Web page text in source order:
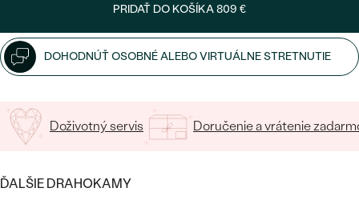
Najpredávanejšie
svadobné
obrúčky
DRAHOKAM
ZLATO
S DRAHOKAMAMI
S LAB GROWN DIAMANTMI
S PERLAMI
PERSONALIZOVANÉ
CENOVO DOSTUPNÉ
LUXUSNÉ
PRIDAŤ DO KOŠÍKA809 €
DOHODNÚŤ OSOBNÉ ALEBO VIRTUÁLNE STRETNUTIE
Doživotný servis Doručenie a vrátenie
ĎALŠIE DRAHOKAMY